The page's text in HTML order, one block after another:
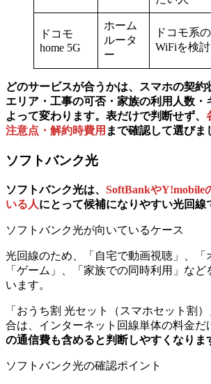
ドコモ
home 5G
ホーム
ルータ
ー
ドコモ系
WiFiを検
どのサービスが合うかは、
スマホの契約
エリア・工事の可否・家族の利用人数・
よって変わります。 表だけで判断せず、
注意点・解約時費用 まで確認して選びま
ソフトバンク光
ソフトバンク光は、 SoftBankやY!mobile
いる人にとって候補になりやすい光回線
ソフトバンク光が向いているケース
光回線のため、「自宅で動画視聴」、「
「ゲーム」、「家族での同時利用」な
います。
「おうち割 光セット（スマホセット割
合は、インターネット回線単体の料金だ
の通信費も含めると判断しやすくなりま
ソフトバンク光の確認ポイント